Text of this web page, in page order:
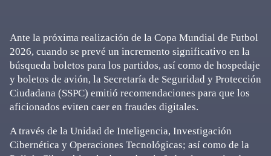
Ante la próxima realización de la Copa Mundial de Futbol
2026, cuando se prevé un incremento significativo en la
búsqueda boletos para los partidos, así como de hospedaje
y boletos de avión, la Secretaría de Seguridad y Protección
Ciudadana (SSPC) emitió recomendaciones para que los
aficionados eviten caer en fraudes digitales.
A través de la Unidad de Inteligencia, Investigación
Cibernética y Operaciones Tecnológicas; así como de la